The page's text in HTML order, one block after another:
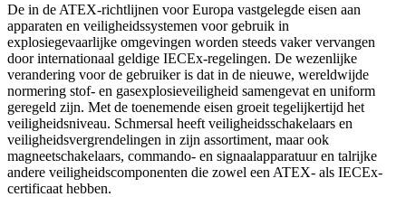
De in de ATEX-richtlijnen voor Europa vastgelegde eisen aan
apparaten en veiligheidssystemen voor gebruik in
explosiegevaarlijke omgevingen worden steeds vaker vervangen
door internationaal geldige IECEx-regelingen. De wezenlijke
verandering voor de gebruiker is dat in de nieuwe, wereldwijde
normering stof- en gasexplosieveiligheid samengevat en uniform
geregeld zijn. Met de toenemende eisen groeit tegelijkertijd het
veiligheidsniveau. Schmersal heeft veiligheidsschakelaars en
veiligheidsvergrendelingen in zijn assortiment, maar ook
magneetschakelaars, commando- en signaalapparatuur en talrijke
andere veiligheidscomponenten die zowel een ATEX- als IECEx-
certificaat hebben.